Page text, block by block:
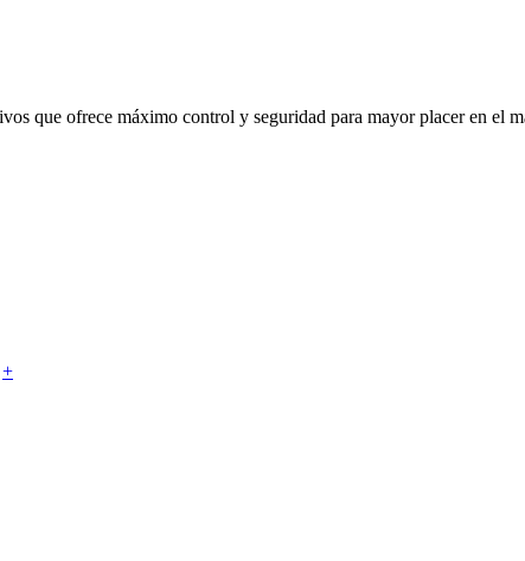
que ofrece máximo control y seguridad para mayor placer en el
+